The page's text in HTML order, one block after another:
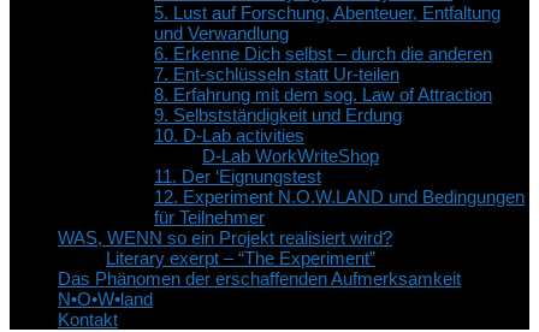
5. Lust auf Forschung, Abenteuer, Entfaltung
und Verwandlung
6. Erkenne Dich selbst – durch die anderen
7. Ent-schlüsseln statt Ur-teilen
8. Erfahrung mit dem sog. Law of Attraction
9. Selbstständigkeit und Erdung
10. D-Lab activities
D-Lab WorkWriteShop
11. Der ‘Eignungstest
12. Experiment N.O.W.LAND und Bedingungen
für Teilnehmer
WAS, WENN so ein Projekt realisiert wird?
Literary exerpt – “The Experiment”
Das Phänomen der erschaffenden Aufmerksamkeit
N•O•W•land
Kontakt